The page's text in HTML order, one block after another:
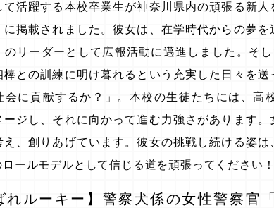
て活躍する本校卒業生が神奈川県内の頑張る新
に掲載されました。彼女は、在学時代からの夢
のリーダーとして広報活動に邁進しました。そ
棒との訓練に明け暮れるという充実した日々を
会に貢献するか？」。本校の生徒たちには、高
ージし、それに向かって進む力強さがあります
え、創りあげています。彼女の挑戦し続ける姿
ロールモデルとして信じる道を頑張ってください
れルーキー】警察犬係の女性警察官